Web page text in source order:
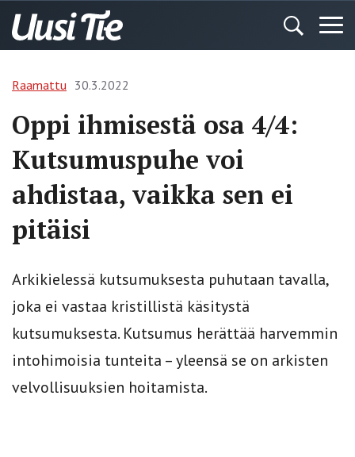
Raamattu 30.3.2022
Oppi ihmisestä osa 4/4:
Kutsumuspuhe voi
ahdistaa, vaikka sen ei
pitäisi
Arkikielessä kutsumuksesta puhutaan tavalla,
joka ei vastaa kristillistä käsitystä
kutsumuksesta. Kutsumus herättää harvemmin
intohimoisia tunteita – yleensä se on arkisten
velvollisuuksien hoitamista.